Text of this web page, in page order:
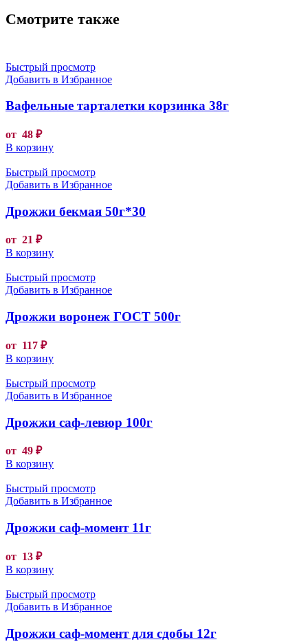
Смотрите также
Быстрый просмотр
Добавить в Избранное
Вафельные тарталетки корзинка 38г
от 48 ₽
В корзину
Быстрый просмотр
Добавить в Избранное
Дрожжи бекмая 50г*30
от 21 ₽
В корзину
Быстрый просмотр
Добавить в Избранное
Дрожжи воронеж ГОСТ 500г
от 117 ₽
В корзину
Быстрый просмотр
Добавить в Избранное
Дрожжи саф-левюр 100г
от 49 ₽
В корзину
Быстрый просмотр
Добавить в Избранное
Дрожжи саф-момент 11г
от 13 ₽
В корзину
Быстрый просмотр
Добавить в Избранное
Дрожжи саф-момент для сдобы 12г